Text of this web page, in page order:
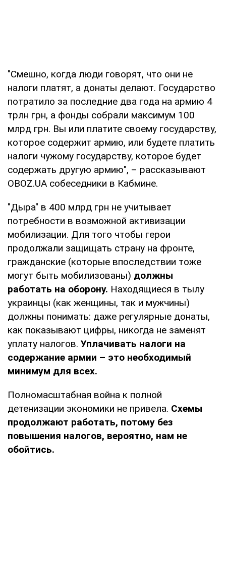
"Смешно, когда люди говорят, что они не
налоги платят, а донаты делают. Государство
потратило за последние два года на армию 4
трлн грн, а фонды собрали максимум 100
млрд грн. Вы или платите своему государству,
которое содержит армию, или будете платить
налоги чужому государству, которое будет
содержать другую армию", – рассказывают
OBOZ.UA собеседники в Кабмине.
"Дыра" в 400 млрд грн не учитывает
потребности в возможной активизации
мобилизации. Для того чтобы герои
продолжали защищать страну на фронте,
гражданские (которые впоследствии тоже
могут быть мобилизованы) должны
работать на оборону. Находящиеся в тылу
украинцы (как женщины, так и мужчины)
должны понимать: даже регулярные донаты,
как показывают цифры, никогда не заменят
уплату налогов. Уплачивать налоги на
содержание армии – это необходимый
минимум для всех.
Полномасштабная война к полной
детенизации экономики не привела. Схемы
продолжают работать, потому без
повышения налогов, вероятно, нам не
обойтись.